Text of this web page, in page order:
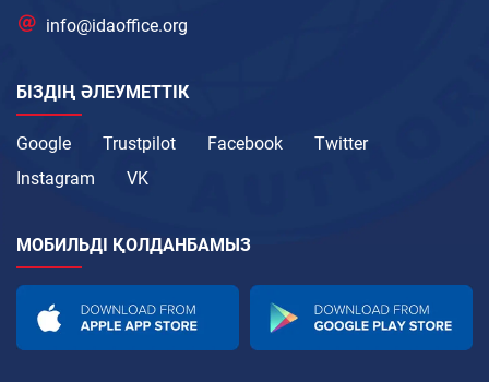
info@idaoffice.org
БІЗДІҢ ӘЛЕУМЕТТІК
Google Trustpilot Facebook
Twitter
Instagram
VK
МОБИЛЬДІ ҚОЛДАНБАМЫЗ